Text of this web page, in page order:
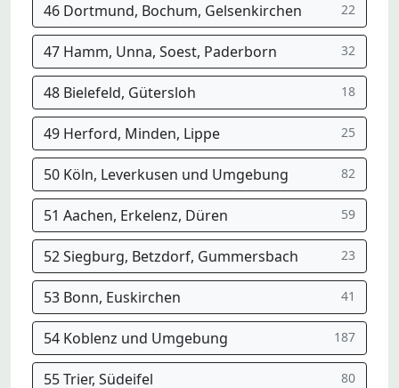
46 Dortmund, Bochum, Gelsenkirchen 22
47 Hamm, Unna, Soest, Paderborn 32
48 Bielefeld, Gütersloh 18
49 Herford, Minden, Lippe 25
50 Köln, Leverkusen und Umgebung 82
51 Aachen, Erkelenz, Düren 59
52 Siegburg, Betzdorf, Gummersbach 23
53 Bonn, Euskirchen 41
54 Koblenz und Umgebung 187
55 Trier, Südeifel 80